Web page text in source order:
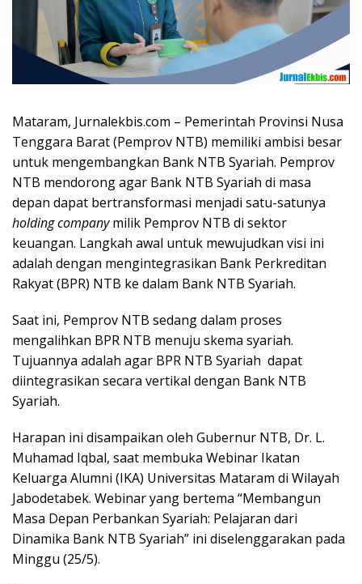
Mataram, Jurnalekbis.com – Pemerintah Provinsi Nusa
Tenggara Barat (Pemprov NTB) memiliki ambisi besar
untuk mengembangkan Bank NTB Syariah. Pemprov
NTB mendorong agar Bank NTB Syariah di masa
depan dapat bertransformasi menjadi satu-satunya
holding companymilik Pemprov NTB di sektor
keuangan. Langkah awal untuk mewujudkan visi ini
adalah dengan mengintegrasikan Bank Perkreditan
Rakyat (BPR) NTB ke dalam Bank NTB Syariah.
Saat ini, Pemprov NTB sedang dalam proses
mengalihkan BPR NTB menuju skema syariah.
Tujuannya adalah agar BPR NTB Syariah dapat
diintegrasikan secara vertikal dengan Bank NTB
Syariah.
Harapan ini disampaikan oleh Gubernur NTB, Dr. L.
Muhamad Iqbal, saat membuka Webinar Ikatan
Keluarga Alumni (IKA) Universitas Mataram di Wilayah
Jabodetabek. Webinar yang bertema “Membangun
Masa Depan Perbankan Syariah: Pelajaran dari
Dinamika Bank NTB Syariah” ini diselenggarakan pada
Minggu (25/5).